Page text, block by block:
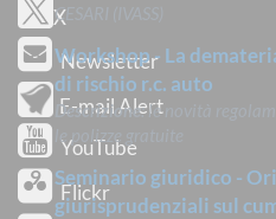
CESARI (IVASS)
Workshop - La
di rischio r.c. auto
Descrizione: le novità
le polizze gratuite
Seminario giuridico -
giurisprudenziali sul
X
Newsletter
E-mail Alert
YouTube
Flickr